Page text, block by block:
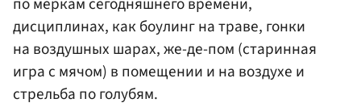
дисциплинах, как боулинг на траве, гонки
на воздушных шарах, же-де-пом (старинная
игра с мячом) в помещении и на воздухе и
стрельба по голубям.